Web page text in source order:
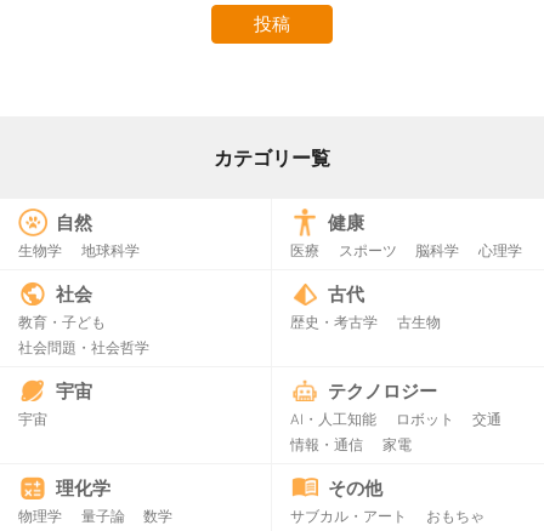
カテゴリー覧
自然
生物学 地球科学
健康
医療 スポーツ 脳科学 心理学
社会
教育・子ども
社会問題・社会哲学
古代
歴史・考古学 古生物
宇宙
宇宙
テクノロジー
AI・人工知能 ロボット
交通
情報・通信
家電
理化学
物理学 量子論 数学
その他
サブカル・アート
おもちゃ